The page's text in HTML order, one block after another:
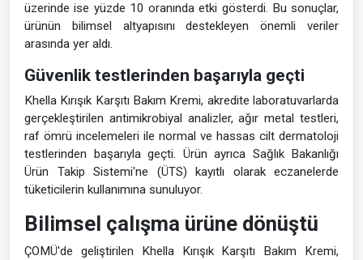
üzerinde ise yüzde 10 oranında etki gösterdi. Bu sonuçlar,
ürünün bilimsel altyapısını destekleyen önemli veriler
arasında yer aldı.
Güvenlik testlerinden başarıyla geçti
Khella Kırışık Karşıtı Bakım Kremi, akredite laboratuvarlarda
gerçekleştirilen antimikrobiyal analizler, ağır metal testleri,
raf ömrü incelemeleri ile normal ve hassas cilt dermatoloji
testlerinden başarıyla geçti. Ürün ayrıca Sağlık Bakanlığı
Ürün Takip Sistemi'ne (ÜTS) kayıtlı olarak eczanelerde
tüketicilerin kullanımına sunuluyor.
Bilimsel çalışma ürüne dönüştü
ÇOMÜ'de geliştirilen Khella Kırışık Karşıtı Bakım Kremi,